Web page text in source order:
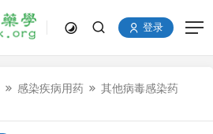
登录
感染疾病用药
其他病毒感染药